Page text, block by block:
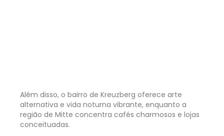
Além disso, o bairro de Kreuzberg oferece arte
alternativa e vida noturna vibrante, enquanto a
região de Mitte concentra cafés charmosos e lojas
conceituadas.